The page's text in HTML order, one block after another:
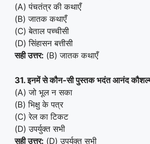
(A) पंचतंत्र की कथाएँ
(B) जातक कथाएँ
(C) बेताल पच्चीसी
(D) सिंहासन बत्तीसी
सही उत्तर: (B) जातक कथाएँ
31. इनमें से कौन-सी पुस्तक भदंत आनंद
(A) जो भूल न सका
(B) भिक्षु के पत्र
(C) रेल का टिकट
(D) उपर्युक्त सभी
सही उत्तर: (D) उपर्युक्त सभी